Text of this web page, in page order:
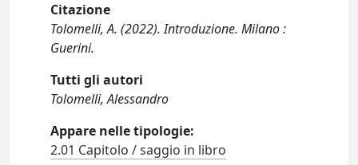
Citazione
Tolomelli, A. (2022). Introduzione. Milano :
Guerini.
Tutti gli autori
Tolomelli, Alessandro
Appare nelle tipologie:
2.01 Capitolo / saggio in libro